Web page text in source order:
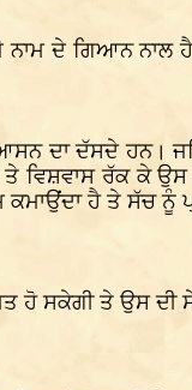
ਦੇ ਗਿਆਨ ਨਾਲ
ਦਾ ਦੱਸਦੇ ਹਨ।
ਰੱਕ ਕੇ
ਹੈ ਤੇ ਸੱਚ ਨੂੰ
ਹੋ ਸਕੇਗੀ ਤੇ ਉਸ ਦੀ